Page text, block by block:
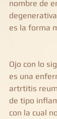
nombre de
es la forma
Ojo con lo
es una
artrtitis
de tipo
con la cual